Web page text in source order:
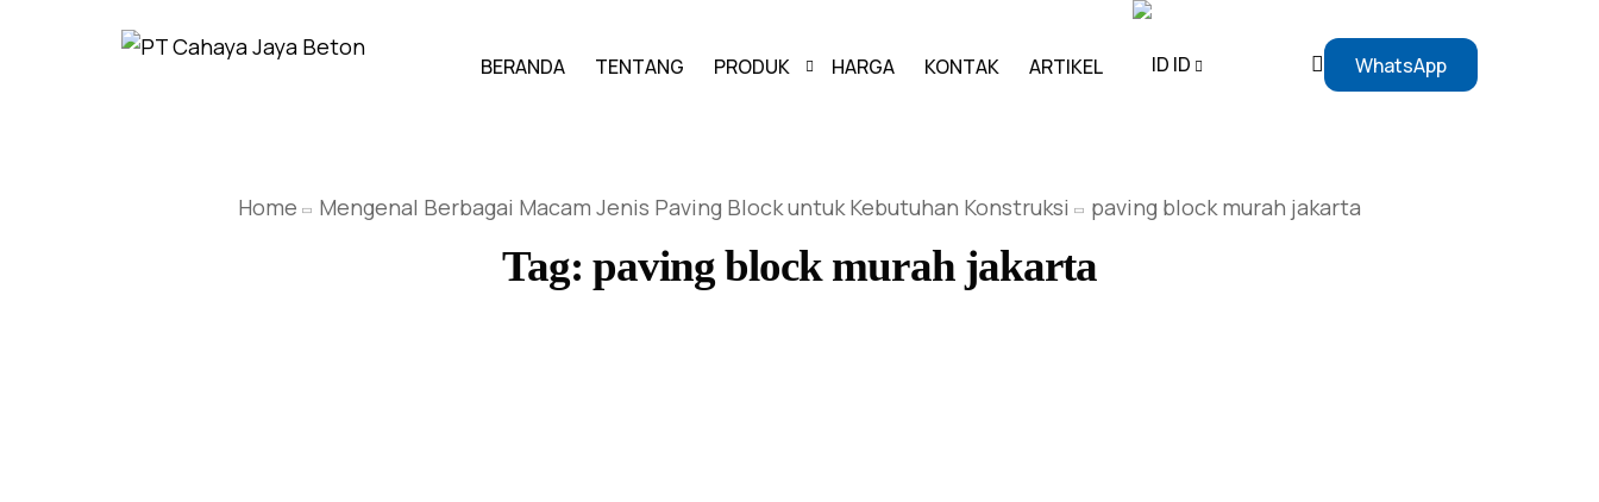
BERANDA TENTANG PRODUK
PAVING BLOCK
GRASS BLOCK
KANSTIN
HARGA KONTAK ARTIKEL ID
EN
WhatsApp
Home Mengenal Berbagai Macam Jenis Paving Block untuk Kebutuhan Konstruksi paving block murah jakarta
Tag:paving block murah jakarta